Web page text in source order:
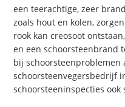
een teerachtige, zeer
zoals hout en kolen,
rook kan creosoot
en een schoorsteenbrand
bij schoorsteenproblemen
schoorsteenvegersbedrijf
schoorsteeninspecties ook